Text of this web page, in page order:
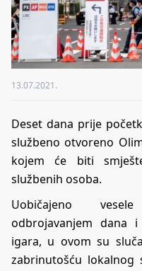
13.07.2021.
Deset dana prije
službeno otvoreno
kojem će biti
službenih osoba.
Uobičajeno
odbrojavanjem dana
igara, u ovom su
zabrinutošću lokalnog